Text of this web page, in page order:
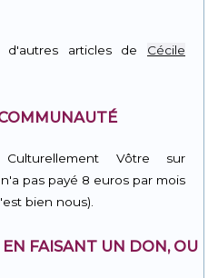
d'autres articles de Cécile
Vôtre sur
pas payé 8 euros par mois
bien nous).
FAISANT UN DON, OU